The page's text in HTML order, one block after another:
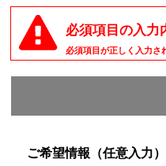
必須項目の入力
必須項目が正しく入力さ
ご希望情報（任意入力）